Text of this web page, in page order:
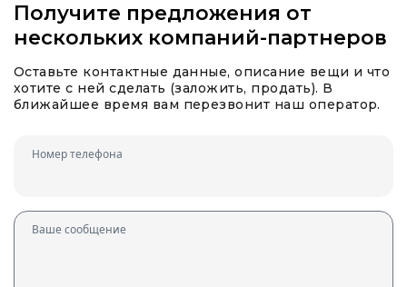
Получите предложения от
нескольких компаний-партнеров
Оставьте контактные данные, описание вещи и что
хотите с ней сделать (заложить, продать). В
ближайшее время вам перезвонит наш оператор.
Номер телефона
Ваше сообщение